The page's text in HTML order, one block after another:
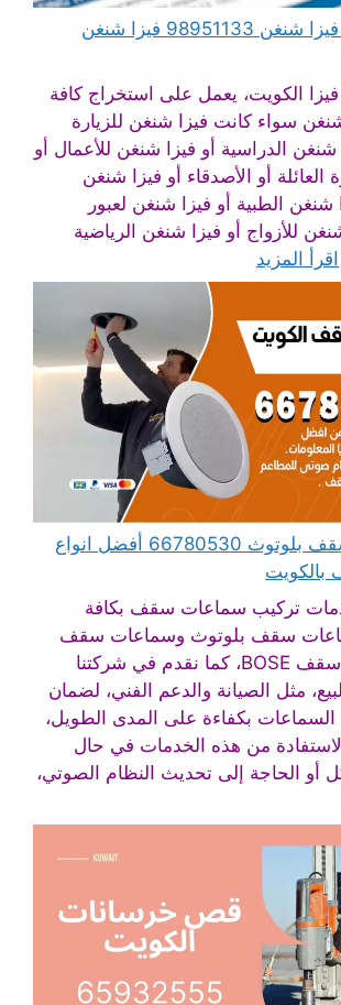
مكتب استخراج فيزا شنغن 98951133 فيزا شنغن
الكويت، يعمل على استخراج كافة
سواء كانت فيزا شنغن للزيارة
شنغن الدراسية أو فيزا شنغن للأعمال أو
العائلة أو الأصدقاء أو فيزا شنغن
شنغن الطبية أو فيزا شنغن لعبور
للأزواج أو فيزا شنغن الرياضية
اقرأ المزيد
فني سماعات سقف بلوتوث 66780530 أفضل انواع
تركيب سماعات سقف بكافة
سقف بلوتوث وسماعات سقف
JPL وسماعات سقف BOSE، كما نقدم في شركتنا
مثل الصيانة والدعم الفني، لضمان
السماعات بكفاءة على المدى الطويل،
من هذه الخدمات في حال
الحاجة إلى تحديث النظام الصوتي،